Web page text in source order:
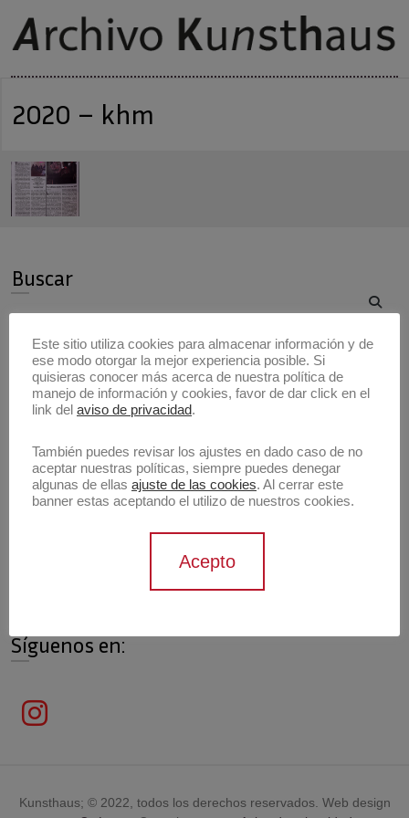
2020 – khm
Buscar
Artistas
Información de contacto
contacto@archivokunsthaus.com
Síguenos en:
Kunsthaus; © 2022, todos los derechos reservados. Web design
Este sitio utiliza cookies para almacenar información y de
ese modo otorgar la mejor experiencia posible. Si
quisieras conocer más acerca de nuestra política de
manejo de información y cookies, favor de dar click en el
link del aviso de privacidad.
También puedes revisar los ajustes en dado caso de no
aceptar nuestras políticas, siempre puedes denegar
algunas de ellas ajuste de las cookies. Al cerrar este
banner estas aceptando el utilizo de nuestros cookies.
Acepto